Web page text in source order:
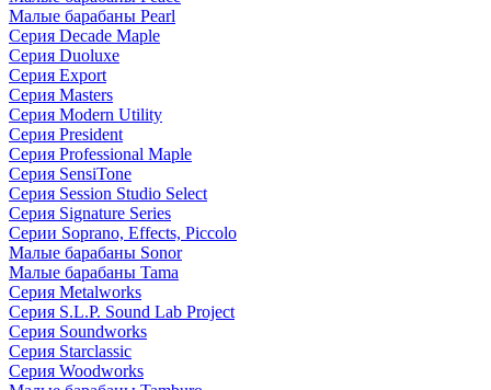
Малые барабаны Pearl
Серия Decade Maple
Серия Duoluxe
Серия Export
Серия Masters
Серия Modern Utility
Серия President
Серия Professional Maple
Серия SensiTone
Серия Session Studio Select
Серия Signature Series
Серии Soprano, Effects, Piccolo
Малые барабаны Sonor
Малые барабаны Tama
Серия Metalworks
Серия S.L.P. Sound Lab Project
Серия Soundworks
Серия Starclassic
Серия Woodworks